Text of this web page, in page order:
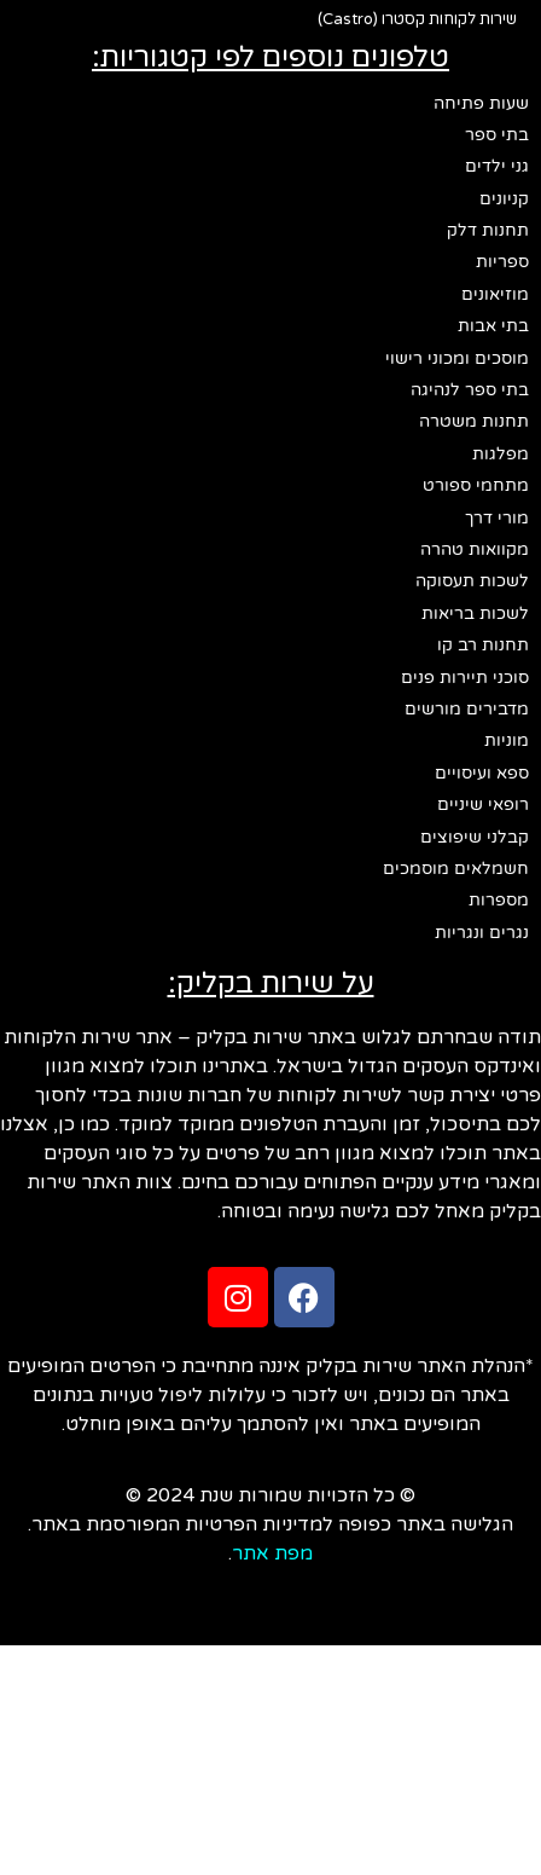
שירות לקוחות קסטרו (Castro)
טלפונים נוספים לפי קטגוריות:
שעות פתיחה
בתי ספר
גני ילדים
קניונים
תחנות דלק
ספריות
מוזיאונים
בתי אבות
מוסכים ומכוני רישוי
בתי ספר לנהיגה
תחנות משטרה
מפלגות
מתחמי ספורט
מורי דרך
מקוואות טהרה
לשכות תעסוקה
לשכות בריאות
תחנות רב קו
סוכני תיירות פנים
מדבירים מורשים
מוניות
ספא ועיסויים
רופאי שיניים
קבלני שיפוצים
חשמלאים מוסמכים
מספרות
נגרים ונגריות
על שירות בקליק:
שבחרתם לגלוש באתר שירות בקליק – אתר שירות הלקוחות
העסקים הגדול בישראל. באתרינו תוכלו למצוא מגוון
יצירת קשר לשירות לקוחות של חברות שונות בכדי לחסוך
בתיסכול, זמן והעברת הטלפונים ממוקד למוקד. כמו כן, אצלנו
תוכלו למצוא מגוון רחב של פרטים על כל סוגי העסקים
מידע ענקיים הפתוחים עבורכם בחינם. צוות האתר שירות
מאחל לכם גלישה נעימה ובטוחה.
האתר שירות בקליק איננה מתחייבת כי הפרטים המופיעים
באתר הם נכונים, ויש לזכור כי עלולות ליפול טעויות בנתונים
המופיעים באתר ואין להסתמך עליהם באופן מוחלט.
© כל הזכויות שמורות שנת 2024 ©
הגלישה באתר כפופה למדיניות הפרטיות המפורסמת באתר.
מפת אתר.